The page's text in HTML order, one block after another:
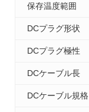
保存温度範囲
DCプラグ形状
DCプラグ極性
DCケーブル長
DCケーブル規格